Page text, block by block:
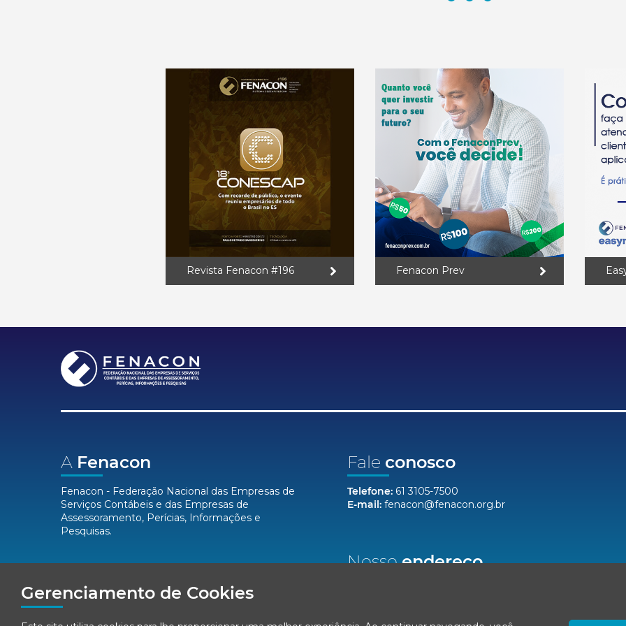
Gerenciamento de Cookies
Revista Fenacon #196 Fenacon Prev
A Fenacon
Fenacon - Federação Nacional das Empresas de
Serviços Contábeis e das Empresas de
Assessoramento, Perícias, Informações e
Pesquisas.
MídiasSociais
Fale conosco
Telefone: 61 3105-7500
E-mail: fenacon@fenacon.org.br
Nossoendereço